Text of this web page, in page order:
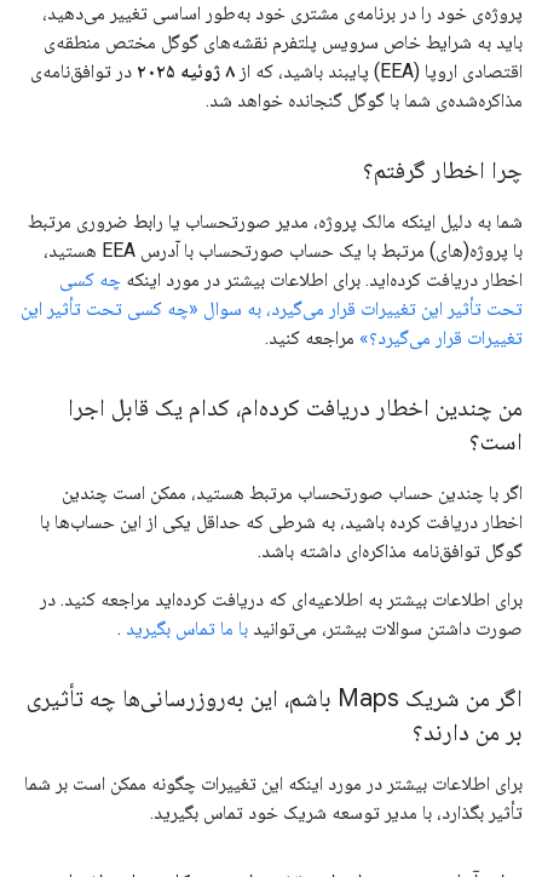
پروژه‌ی خود را در برنامه‌ی مشتری خود به‌طور اساسی تغییر می‌دهید،
باید به شرایط خاص سرویس پلتفرم نقشه‌های گوگل مختص منطقه‌ی
اقتصادی اروپا (EEA) پایبند باشید، که از
۸ ژوئیه ۲۰۲۵
در توافق‌نامه‌ی
مذاکره‌شده‌ی شما با گوگل گنجانده خواهد شد.
چرا اخطار گرفتم؟
شما به دلیل اینکه مالک پروژه، مدیر صورتحساب یا رابط ضروری مرتبط
با پروژه(های) مرتبط با یک حساب صورتحساب با آدرس EEA هستید،
اخطار دریافت کرده‌اید. برای اطلاعات بیشتر در مورد اینکه چه کسی
تحت تأثیر این تغییرات قرار می‌گیرد، به سوال «چه کسی تحت تأثیر این
تغییرات قرار می‌گیرد؟» مراجعه کنید.
من چندین اخطار دریافت کرده‌ام، کدام یک قابل اجرا
است؟
اگر با چندین حساب صورتحساب مرتبط هستید، ممکن است چندین
اخطار دریافت کرده باشید، به شرطی که حداقل یکی از این حساب‌ها با
گوگل توافق‌نامه مذاکره‌ای داشته باشد.
برای اطلاعات بیشتر به اطلاعیه‌ای که دریافت کرده‌اید مراجعه کنید. در
صورت داشتن سوالات بیشتر، می‌توانید با ما تماس بگیرید .
اگر من شریک Maps باشم، این به‌روزرسانی‌ها چه تأثیری
بر من دارند؟
برای اطلاعات بیشتر در مورد اینکه این تغییرات چگونه ممکن است بر شما
تأثیر بگذارد، با مدیر توسعه شریک خود تماس بگیرید.